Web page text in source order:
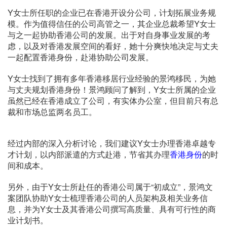
Y女士所任职的企业已在香港开设分公司，计划拓展业务规
模。作为值得信任的公司高管之一，其企业总裁希望Y女士
与之一起协助香港公司的发展。出于对自身事业发展的考
虑，以及对香港发展空间的看好，她十分爽快地决定与丈夫
一起配置香港身份，赴港协助公司发展。
Y女士找到了拥有多年香港移居行业经验的景鸿移民，为她
与丈夫规划香港身份！景鸿顾问了解到，Y女士所属的企业
虽然已经在香港成立了公司，有实体办公室，但目前只有总
裁和市场总监两名员工。
经过内部的深入分析讨论，我们建议Y女士办理香港卓越专
才计划，以内部派遣的方式赴港，节省其办理香港身份的时
间和成本。
另外，由于Y女士所赴任的香港公司属于“初成立”，景鸿文
案团队协助Y女士梳理香港公司的人员架构及相关业务信
息，并为Y女士及其香港公司撰写高质量、具有可行性的商
业计划书。